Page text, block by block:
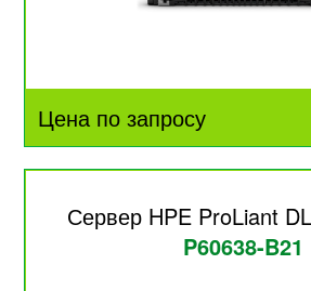
Цена по запросу
Сервер HPE ProLiant
P60638-B21